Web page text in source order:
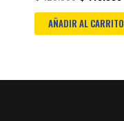
AÑADIR AL CARRITO